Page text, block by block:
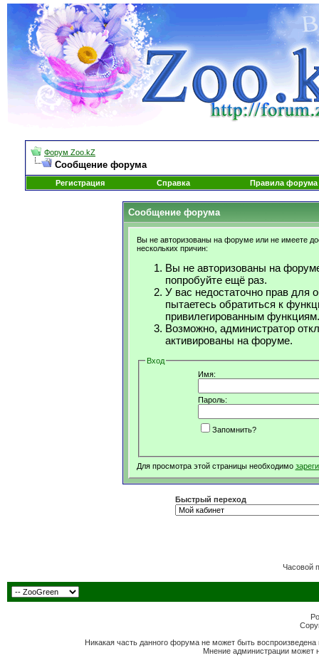
Форум Zoo.kZ
Сообщение форума
Регистрация Справка Правила форума
Сообщение форума
Вы не авторизованы на форуме или не имеете
нескольких причин:
Вы не авторизованы на
попробуйте ещё раз.
У вас недостаточно прав для
пытаетесь обратиться к
привилегированным функциям.
Возможно, администратор
активированы на форуме.
Вход
Имя:
Пароль:
Запомнить?
Для просмотра этой страницы необходимо
Быстрый переход
Часовой
Никакая часть данного форума не может быть
Мнение администрации может